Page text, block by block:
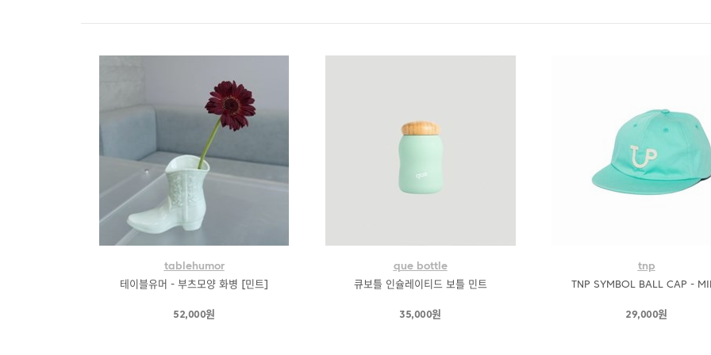
tablehumor
테이블유머 - 부츠모양 화병 [민트]
52,000원
que bottle
큐보틀 인슐레이티드 보틀 민트
35,000원
tnp
TNP SYMBOL BALL CAP -
29,000원